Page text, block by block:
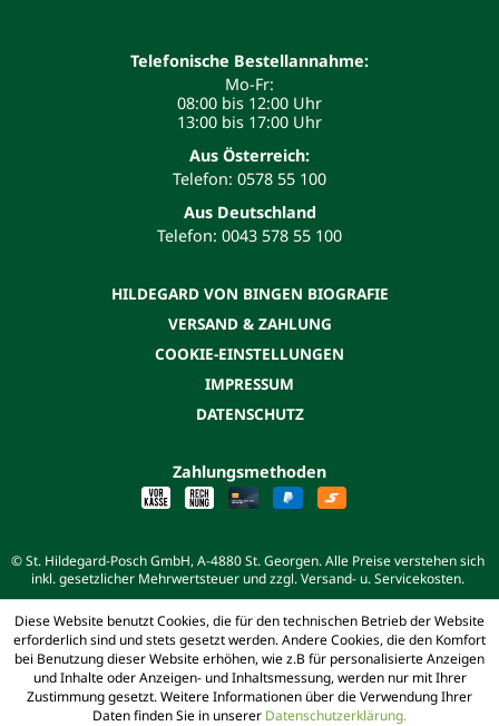
Telefonische Bestellannahme:
Mo-Fr:
08:00 bis 12:00 Uhr
13:00 bis 17:00 Uhr
Aus Österreich:
Telefon: 0578 55 100
Aus Deutschland
Telefon: 0043 578 55 100
HILDEGARD VON BINGEN BIOGRAFIE
VERSAND & ZAHLUNG
COOKIE-EINSTELLUNGEN
IMPRESSUM
DATENSCHUTZ
Zahlungsmethoden
© St. Hildegard-Posch GmbH, A-4880 St. Georgen. Alle Preise verstehen sich
inkl. gesetzlicher Mehrwertsteuer und zzgl. Versand- u. Servicekosten.
Diese Website benutzt Cookies, die für den technischen Betrieb der Website
erforderlich sind und stets gesetzt werden. Andere Cookies, die den Komfort
bei Benutzung dieser Website erhöhen, wie z.B für personalisierte Anzeigen
und Inhalte oder Anzeigen- und Inhaltsmessung, werden nur mit Ihrer
Zustimmung gesetzt. Weitere Informationen über die Verwendung Ihrer
Daten finden Sie in unserer Datenschutzerklärung.